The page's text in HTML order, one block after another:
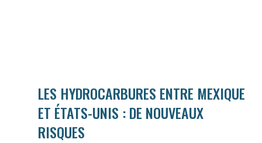
LES HYDROCARBURES ENTRE MEXIQUE
ET ÉTATS-UNIS : DE NOUVEAUX
RISQUES